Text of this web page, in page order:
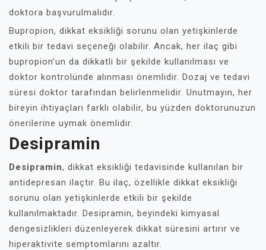
doktora başvurulmalıdır.
Bupropion, dikkat eksikliği sorunu olan yetişkinlerde
etkili bir tedavi seçeneği olabilir. Ancak, her ilaç gibi
bupropion’un da dikkatli bir şekilde kullanılması ve
doktor kontrolünde alınması önemlidir. Dozaj ve tedavi
süresi doktor tarafından belirlenmelidir. Unutmayın, her
bireyin ihtiyaçları farklı olabilir, bu yüzden doktorunuzun
önerilerine uymak önemlidir.
Desipramin
Desipramin, dikkat eksikliği tedavisinde kullanılan bir
antidepresan ilaçtır. Bu ilaç, özellikle dikkat eksikliği
sorunu olan yetişkinlerde etkili bir şekilde
kullanılmaktadır. Desipramin, beyindeki kimyasal
dengesizlikleri düzenleyerek dikkat süresini artırır ve
hiperaktivite semptomlarını azaltır.